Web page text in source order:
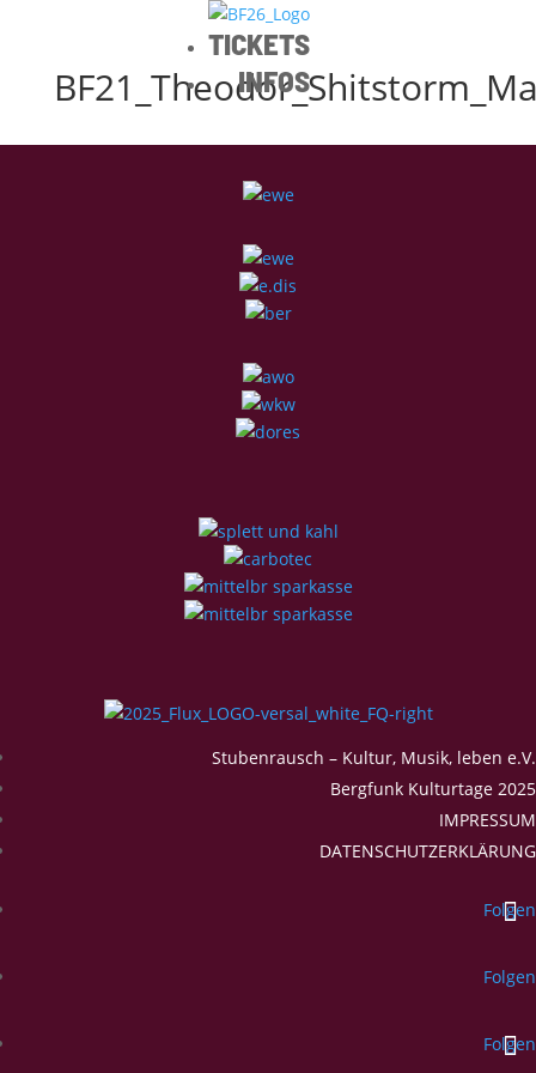
TICKETS
INFOS
Stubenrausch – Kultur, Musik, leben e.V.
Bergfunk Kulturtage 2025
IMPRESSUM
DATENSCHUTZERKLÄRUNG
Folgen
Folgen
Folgen